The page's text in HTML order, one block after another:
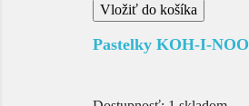
Vložiť do košíka
Pastelky KOH-I-